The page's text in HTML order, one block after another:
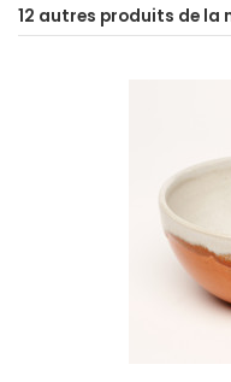
12 autres produits de la